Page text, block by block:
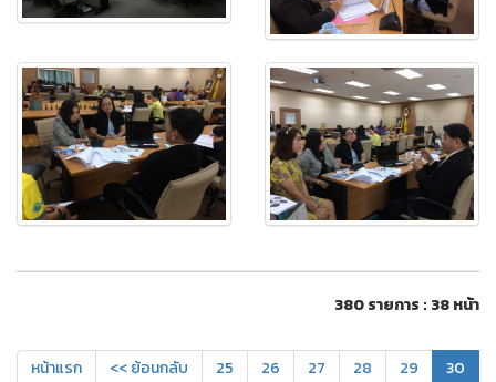
380 รายการ : 38 หน้า
หน้าแรก << ย้อนกลับ 25 26 27 28 29
30